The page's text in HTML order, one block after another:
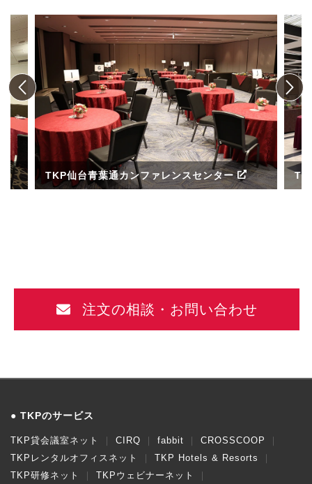
TKP仙台青葉通カンファレンスセンター
ル
注文の相談・お問い合わせ
TKPのサービス
TKP貸会議室ネット CIRQ fabbit
CROSSCOOP
TKPレンタルオフィスネット
TKP Hotels & Resorts
TKP研修ネット
TKPウェビナーネット